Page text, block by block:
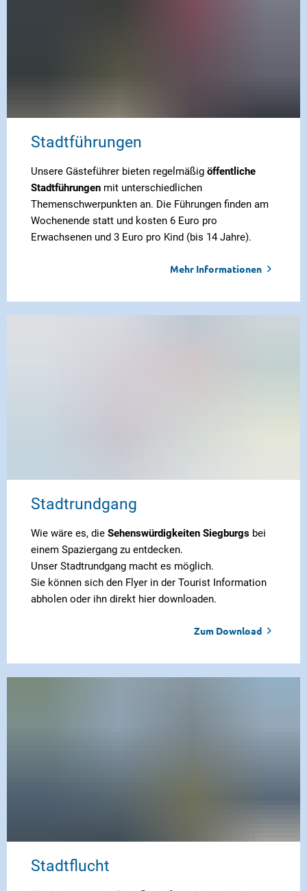
Stadtführungen
Unsere Gästeführer bieten regelmäßig öffentliche
Stadtführungen mit unterschiedlichen
Themenschwerpunkten an. Die Führungen finden am
Wochenende statt und kosten 6 Euro pro
Erwachsenen und 3 Euro pro Kind (bis 14 Jahre).
Mehr Informationen
Stadtrundgang
Wie wäre es, die Sehenswürdigkeiten Siegburgs bei
einem Spaziergang zu entdecken.
Unser Stadtrundgang macht es möglich.
Sie können sich den Flyer in der Tourist Information
abholen oder ihn direkt hier downloaden.
Zum Download
Stadtflucht